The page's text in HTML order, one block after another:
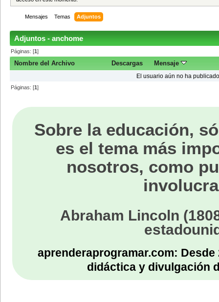
Mensajes Temas Adjuntos
Adjuntos - anchome
Páginas: [1]
Nombre del Archivo Descargas Mensaje
El usuario aún no ha
Páginas: [1]
Sobre la educación,
es el tema más
nosotros, como
Abraham Lincoln
aprenderaprogramar.com:
didáctica y divulgación